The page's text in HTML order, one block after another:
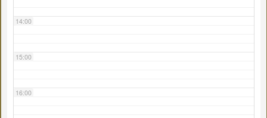
14:00
15:00
16:00